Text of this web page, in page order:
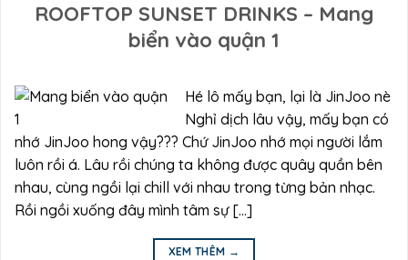
ROOFTOP SUNSET DRINKS – Mang
biển vào quận 1
Hé lô mấy bạn, lại là JinJoo nè
Nghỉ dịch lâu vậy, mấy bạn có
nhớ JinJoo hong vậy??? Chứ JinJoo nhớ mọi người lắm
luôn rồi á. Lâu rồi chúng ta không được quây quần bên
nhau, cùng ngồi lại chill với nhau trong từng bản nhạc.
Rồi ngồi xuống đây mình tâm sự […]
XEM THÊM →